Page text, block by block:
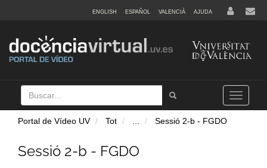
ENGLISH ESPAÑOL VALENCIÀ AJUDA
Buscar
Tramet
Toggle
navigation
Portal de Vídeo UV Tot Sessió 2-b - FGDO
Sessió 2-b - FGDO